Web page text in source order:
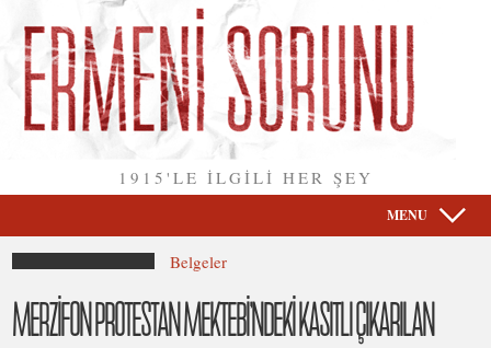
1915'LE İLGİLİ HER ŞEY
MENU
Belgeler
MERZİFON PROTESTAN MEKTEBİ’NDEKİ KASITLI ÇIKARILAN